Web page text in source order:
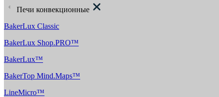
Печи конвекционные
BakerLux Classic
BakerLux Shop.PRO™
BakerLux™
BakerTop Mind.Maps™
LineMicro™